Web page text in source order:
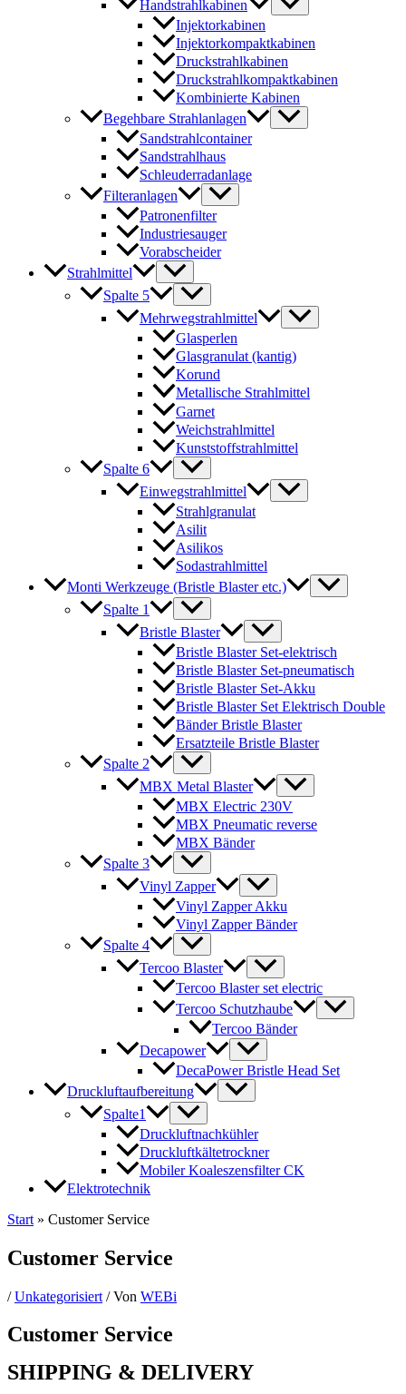
Handstrahlkabinen
Injektorkabinen
Injektorkompaktkabinen
Druckstrahlkabinen
Druckstrahlkompaktkabinen
Kombinierte Kabinen
Begehbare Strahlanlagen
Sandstrahlcontainer
Sandstrahlhaus
Schleuderradanlage
Filteranlagen
Patronenfilter
Industriesauger
Vorabscheider
Strahlmittel
Spalte 5
Mehrwegstrahlmittel
Glasperlen
Glasgranulat (kantig)
Korund
Metallische Strahlmittel
Garnet
Weichstrahlmittel
Kunststoffstrahlmittel
Spalte 6
Einwegstrahlmittel
Strahlgranulat
Asilit
Asilikos
Sodastrahlmittel
Monti Werkzeuge (Bristle Blaster etc.)
Spalte 1
Bristle Blaster
Bristle Blaster Set-elektrisch
Bristle Blaster Set-pneumatisch
Bristle Blaster Set-Akku
Bristle Blaster Set Elektrisch Double
Bänder Bristle Blaster
Ersatzteile Bristle Blaster
Spalte 2
MBX Metal Blaster
MBX Electric 230V
MBX Pneumatic reverse
MBX Bänder
Spalte 3
Vinyl Zapper
Vinyl Zapper Akku
Vinyl Zapper Bänder
Spalte 4
Tercoo Blaster
Tercoo Blaster set electric
Tercoo Schutzhaube
Tercoo Bänder
Decapower
DecaPower Bristle Head Set
Druckluftaufbereitung
Spalte1
Druckluftnachkühler
Druckluftkältetrockner
Mobiler Koaleszensfilter CK
Elektrotechnik
Start » Customer Service
Customer Service
/Unkategorisiert / Von WEBi
Customer Service
SHIPPING & DELIVERY